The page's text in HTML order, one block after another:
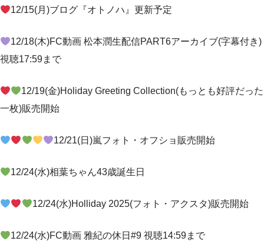
12/15(月)ブログ『オトノハ』更新予定
12/18(木)FC動画 松本潤生配信PART6アーカイブ(字幕付き)
視聴17:59まで
12/19(金)Holiday Greeting Collection(もっとも好評だった
一枚)販売開始
12/21(日)嵐フォト・オフショ販売開始
12/24(水)相葉ちゃん43歳誕生日
12/24(水)Holliday 2025(フォト・アクスタ)販売開始
12/24(水)FC動画 雅紀の休日#9 視聴14:59まで